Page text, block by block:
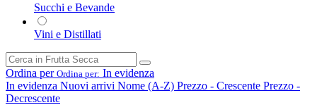
Succhi e Bevande
Vini e Distillati
Ordina per Ordina per: In evidenza
In evidenza Nuovi arrivi Nome (A-Z) Prezzo - Crescente Prezzo -
Decrescente